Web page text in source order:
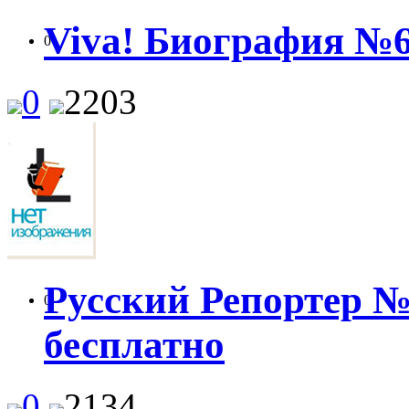
0
Viva! Биография
0 2203
0
Русский Репортер
бесплатно